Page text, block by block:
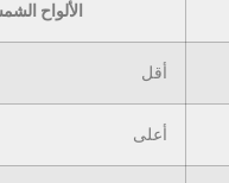
الألواح
أقل
أعلى